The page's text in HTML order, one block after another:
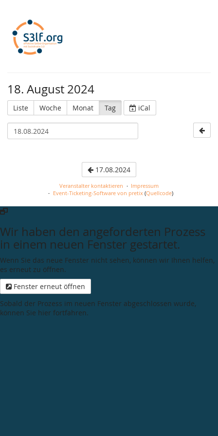
S3lf.org
18. August 2024
Liste Woche Monat Tag iCal
17.08.2024
Veranstalter kontaktieren
Impressum
Event-Ticketing-Software von pretix(Quellcode)
Wir haben den angeforderten Prozess
in einem neuen Fenster gestartet.
Wenn Sie das neue Fenster nicht sehen, können wir Ihnen helfen,
es erneut zu öffnen.
Fenster erneut öffnen
Sobald der Prozess im neuen Fenster abgeschlossen wurde,
können Sie hier fortfahren.